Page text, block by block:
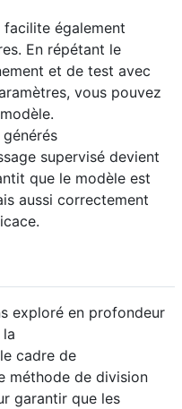
facilite également
En répétant le
et de test avec
vous pouvez
supervisé devient
que le modèle est
aussi correctement
exploré en profondeur
cadre de
méthode de division
garantir que les